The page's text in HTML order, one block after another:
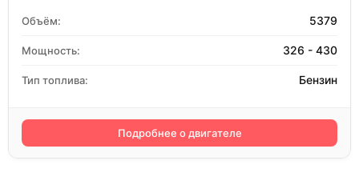
Объём: 5379
Мощность: 326 - 430
Тип топлива: Бензин
Подробнее о двигателе